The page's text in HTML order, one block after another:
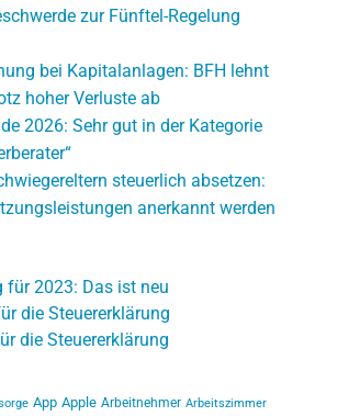
zur Fünftel-Regelung
bei Kapitalanlagen: BFH lehnt
hoher Verluste ab
2026: Sehr gut in der Kategorie
steuerlich absetzen:
anerkannt werden
für 2023: Das ist neu
die Steuererklärung
die Steuererklärung
App Apple Arbeitnehmer Arbeitszimmer